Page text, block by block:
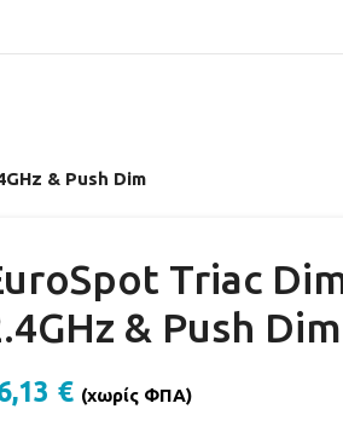
& Push Dim
Triac
& Push Dim
€ (χωρίς ΦΠΑ)